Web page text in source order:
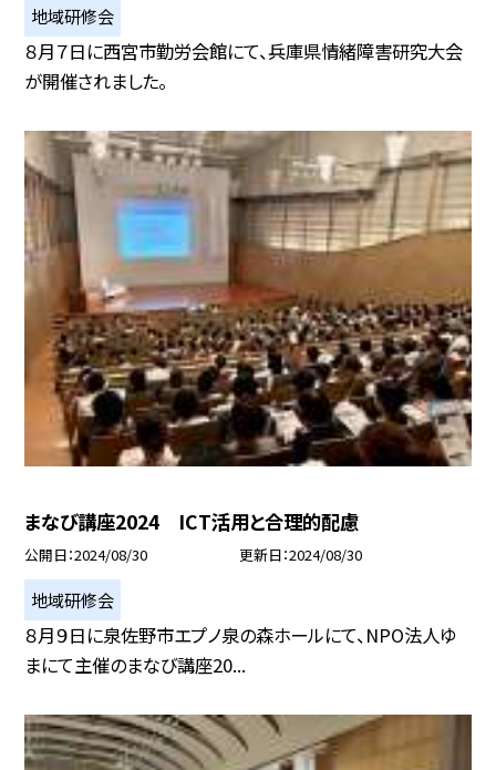
地域研修会
８月７日に西宮市勤労会館にて、兵庫県情緒障害研究大会
が開催されました。
まなび講座2024 ICT活用と合理的配慮
公開日 2024/08/30 更新日 2024/08/30
地域研修会
８月９日に泉佐野市エプノ泉の森ホールにて、NPO法人ゆ
まにて主催のまなび講座20...